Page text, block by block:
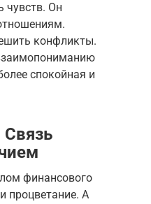
чувств. Он
конфликты.
спокойная и
Связь
финансового
процветание. А